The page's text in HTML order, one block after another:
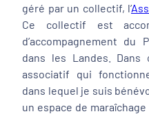
géré par un collectif, l’
Ce collectif est
d’accompagnement du
dans les Landes.
associatif qui
dans lequel je suis
un espace de